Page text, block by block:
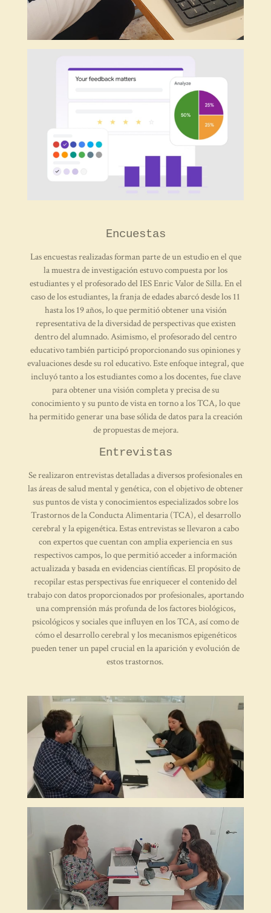
Encuestas
Las encuestas realizadas forman parte de un estudio en el que
la muestra de investigación estuvo compuesta por los
estudiantes y el profesorado del IES Enric Valor de Silla. En el
caso de los estudiantes, la franja de edades abarcó desde los 11
hasta los 19 años, lo que permitió obtener una visión
representativa de la diversidad de perspectivas que existen
dentro del alumnado. Asimismo, el profesorado del centro
educativo también participó proporcionando sus opiniones y
evaluaciones desde su rol educativo. Este enfoque integral, que
incluyó tanto a los estudiantes como a los docentes, fue clave
para obtener una visión completa y precisa de su
conocimiento y su punto de vista en torno a los TCA, lo que
ha permitido generar una base sólida de datos para la creación
de propuestas de mejora.
Entrevistas
Se realizaron entrevistas detalladas a diversos profesionales en
las áreas de salud mental y genética, con el objetivo de obtener
sus puntos de vista y conocimientos especializados sobre los
Trastornos de la Conducta Alimentaria (TCA), el desarrollo
cerebral y la epigenética. Estas entrevistas se llevaron a cabo
con expertos que cuentan con amplia experiencia en sus
respectivos campos, lo que permitió acceder a información
actualizada y basada en evidencias científicas. El propósito de
recopilar estas perspectivas fue enriquecer el contenido del
trabajo con datos proporcionados por profesionales, aportando
una comprensión más profunda de los factores biológicos,
psicológicos y sociales que influyen en los TCA, así como de
cómo el desarrollo cerebral y los mecanismos epigenéticos
pueden tener un papel crucial en la aparición y evolución de
estos trastornos.